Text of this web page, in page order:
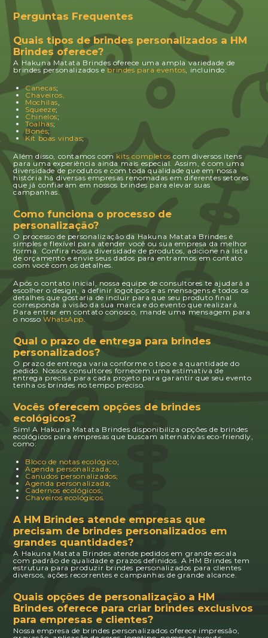
Perguntas Frequentes
Quais tipos de brindes personalizados a HM
Brindes oferece?
A Hakuna Matata Brindes oferece uma ampla variedade de
brindes personalizados ebrindes para eventos , incluindo:
Canecas;
Chaveiros,
Mochilas
Squeeze;
Chinelos;
Toalhas;
Bonés;
Kit boas vindas;
Além disso, contamos com kits completos com diversos itens
para uma experiência ainda mais especial. Assim, é com uma
diversidade de produtos e com toda qualidade que em nossa
história há diversas empresas renomadas em diferentes setores
que já confiaram em nossos brindes para elevar suas
campanhas.
Como funciona o processo de
personalização?
O processo de personalização da Hakuna Matata Brindes é
simples e flexível para atender você ou sua empresa da melhor
forma. Confira nossa diversidade de produtos, adicione na lista
de orçamento e envie seus dados para entrarmos em contato
com você com os detalhes.
Após o contato inicial, nossa equipe de consultores te ajudará a
escolher o design, a definir logotipos e as mensagens e todos os
detalhes que gostaria de incluir para que seu produto final
corresponda à visão da sua marca e do evento que realizará.
Para entrar em contato conosco, mande uma mensagem para
o nossoWhatsApp
Qual o prazo de entrega para brindes
personalizados?
O prazo de entrega varia conforme o tipo e a quantidade do
pedido. Nossos consultores fornecem uma estimativa de
entrega precisa para cada projeto para garantir que seu evento
tenha os brindes no tempo preciso.
Vocês oferecem opções de brindes
ecológicos?
Sim! A Hakuna Matata Brindes disponibiliza opções de brindes
ecológicos para empresas que buscam alternativas eco-friendly,
como:
Bloco de notas ecológico;
Agenda personalizada;
Canudos personalizados;
Agenda personalizada;
Cadernos ecológicos;
Chaveiros ecológicos.
A HM Brindes atende empresas que
precisam de brindes personalizados em
grandes quantidades?
A Hakuna Matata Brindes atende pedidos em grande escala
com padrão de qualidade e prazos definidos. A HM Brindes tem
estrutura para produzir brindes personalizados para clientes
diversos, ações recorrentes e campanhas de grande alcance.
Quais opções de personalização a HM
Brindes oferece para criar brindes exclusivos
para empresas e clientes?
Nossa empresa de brindes personalizados oferece impressão,